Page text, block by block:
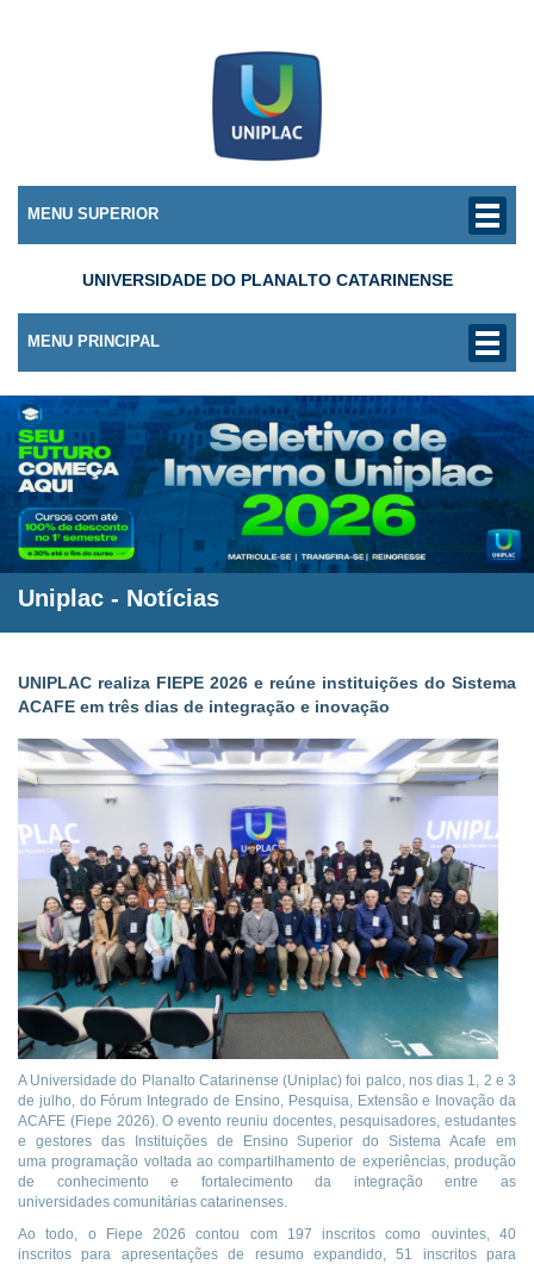
MENU SUPERIOR
UNIVERSIDADE DO PLANALTO CATARINENSE
MENU PRINCIPAL
Uniplac - Notícias
UNIPLAC realiza FIEPE 2026 e reúne instituições do Sistema
ACAFE em três dias de integração e inovação
A Universidade do Planalto Catarinense (Uniplac) foi palco, nos dias 1, 2 e 3
de julho, do Fórum Integrado de Ensino, Pesquisa, Extensão e Inovação da
ACAFE (Fiepe 2026). O evento reuniu docentes, pesquisadores, estudantes
e gestores das Instituições de Ensino Superior do Sistema Acafe em
uma programação voltada ao compartilhamento de experiências, produção
de conhecimento e fortalecimento da integração entre as
universidades comunitárias catarinenses.
Ao todo, o Fiepe 2026 contou com 197 inscritos como ouvintes, 40
inscritos para apresentações de resumo expandido, 51 inscritos para